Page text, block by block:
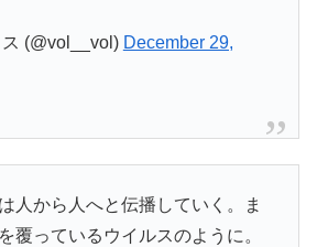
(@vol__vol) December 29,
人から人へと伝播していく。ま
覆っているウイルスのように。